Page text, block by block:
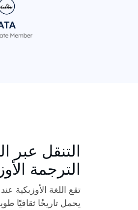
التنقل عبر
الترجمة
تقع اللغة الأوزبكية
يحمل تاريخًا ثقافيًا